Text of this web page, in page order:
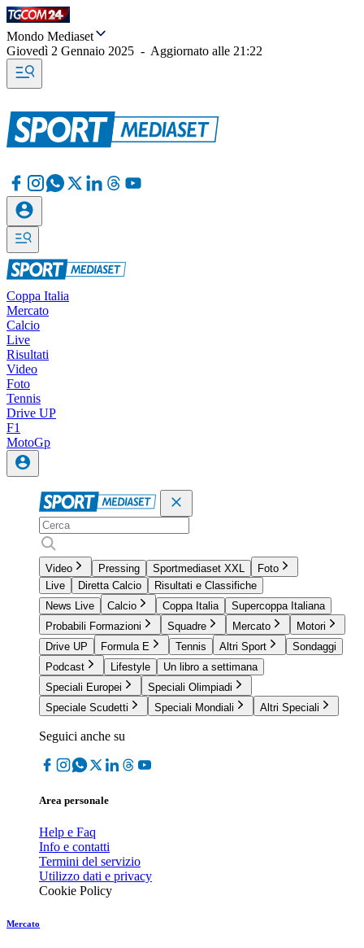
Mondo Mediaset
Giovedì 2 Gennaio 2025 - Aggiornato alle 21:22
Coppa Italia
Mercato
Calcio
Live
Risultati
Video
Foto
Tennis
Drive UP
F1
MotoGp
Video Pressing Sportmediaset XXL
Foto
Live
Diretta Calcio
Risultati e Classifiche
News Live
Calcio Coppa Italia
Supercoppa Italiana
Probabili Formazioni
Squadre Mercato
Motori
Drive UP
Formula E Tennis Altri Sport
Sondaggi
Podcast
Lifestyle
Un libro a settimana
Speciali Europei
Speciali Olimpiadi
Speciale Scudetti
Speciali Mondiali Altri Speciali
Seguici anche su
Area personale
Help e Faq
Info e contatti
Termini del servizio
Utilizzo dati e privacy
Cookie Policy
Mercato